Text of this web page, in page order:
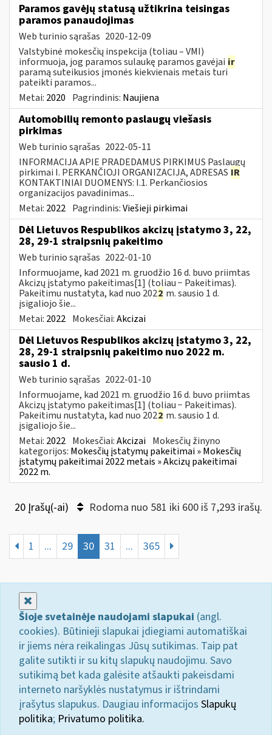
Paramos gavėjų statusą užtikrina teisingas
paramos panaudojimas
Web turinio sąrašas 2020-12-09
Valstybinė mokesčių inspekcija (toliau – VMI)
informuoja, jog paramos sulaukę paramos gavėjai ir
paramą suteikusios įmonės kiekvienais metais turi
pateikti paramos...
Metai: 2020 Pagrindinis: Naujiena
Automobilių remonto paslaugų viešasis
pirkimas
Web turinio sąrašas 2022-05-11
INFORMACIJA APIE PRADEDAMUS PIRKIMUS Paslaugų
pirkimai I. PERKANČIOJI ORGANIZACIJA, ADRESAS IR
KONTAKTINIAI DUOMENYS: I.1. Perkančiosios
organizacijos pavadinimas...
Metai: 2022 Pagrindinis:Viešieji pirkimai
Dėl Lietuvos Respublikos akcizų įstatymo 3, 22,
28, 29-1 straipsnių pakeitimo
Web turinio sąrašas 2022-01-10
Informuojame, kad 2021 m. gruodžio 16 d. buvo priimtas
Akcizų įstatymo pakeitimas[1] (toliau − Pakeitimas).
Pakeitimu nustatyta, kad nuo 2022 m. sausio 1 d.
įsigaliojo šie...
Metai: 2022 Mokesčiai:Akcizai
Dėl Lietuvos Respublikos akcizų įstatymo 3, 22,
28, 29-1 straipsnių pakeitimo nuo 2022 m.
sausio 1 d.
Web turinio sąrašas 2022-01-10
Informuojame, kad 2021 m. gruodžio 16 d. buvo priimtas
Akcizų įstatymo pakeitimas[1] (toliau − Pakeitimas).
Pakeitimu nustatyta, kad nuo 2022 m. sausio 1 d.
įsigaliojo šie...
Metai: 2022 Mokesčiai:Akcizai Mokesčių žinyno
kategorijos: Mokesčių įstatymų pakeitimai » Mokesčių
įstatymų pakeitimai 2022 metais » Akcizų pakeitimai
2022 m.
20 Įrašų(-ai) Rodoma nuo 581 iki 600 iš 7,293 irašų.
1 ... 29 30 31 ... 365
Šioje svetainėje naudojami slapukai (angl.
cookies). Būtinieji slapukai įdiegiami automatiškai
ir jiems nėra reikalingas Jūsų sutikimas. Taip pat
galite sutikti ir su kitų slapukų naudojimu. Savo
sutikimą bet kada galėsite atšaukti pakeisdami
interneto naršyklės nustatymus ir ištrindami
įrašytus slapukus. Daugiau informacijos Slapukų
politika; Privatumo politika.